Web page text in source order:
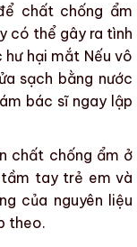
chất chống ẩm
có thể gây ra tình
hại mắt Nếu vô
sạch bằng nước
bác sĩ ngay lập
chất chống ẩm ở
tay trẻ em và
của nguyên liệu
theo.